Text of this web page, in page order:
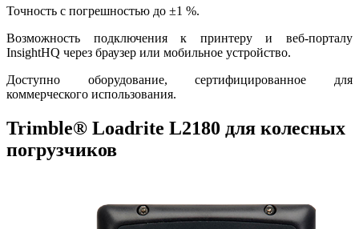
Точность с погрешностью до ±1 %.
Возможность подключения к принтеру и веб-порталу
InsightHQ через браузер или мобильное устройство.
Доступно оборудование, сертифицированное для
коммерческого использования.
Trimble® Loadrite L2180 для колесных
погрузчиков